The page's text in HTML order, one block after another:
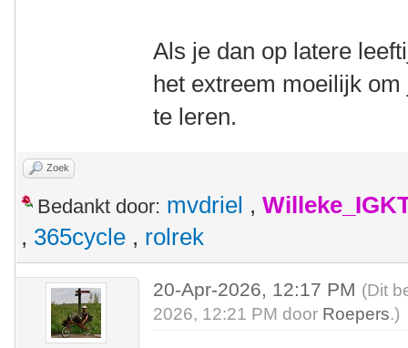
Als je dan op latere
het extreem moeilijk
te leren.
Zoek
Bedankt door: mvdriel ,
, 365cycle , rolrek
20-Apr-2026, 12:17 PM (Dit
2026, 12:21 PM door Roepers.)